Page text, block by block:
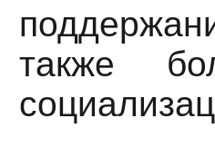
также